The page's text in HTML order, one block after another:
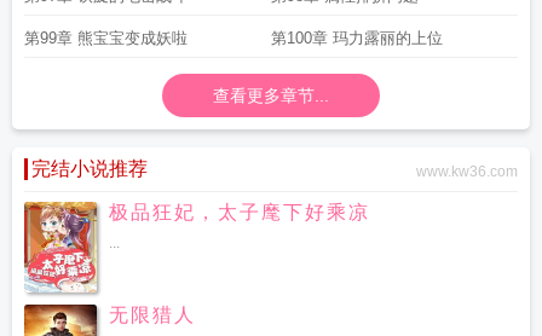
第99章 熊宝宝变成妖啦 第100章 玛力露丽的上位
查看更多章节...
完结小说推荐 www.kw36.com
极品狂妃，太子麾下好乘凉
...
无限猎人